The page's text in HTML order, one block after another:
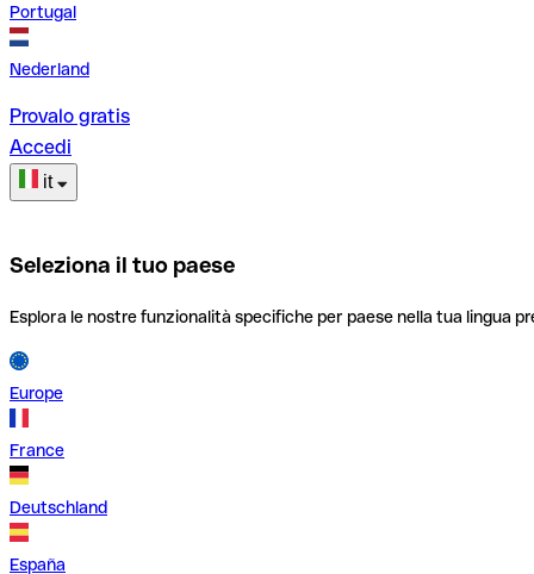
Portugal
Nederland
Provalo gratis
Accedi
it
Seleziona il tuo paese
Esplora le nostre funzionalità specifiche per paese nella tua lingua
Europe
France
Deutschland
España